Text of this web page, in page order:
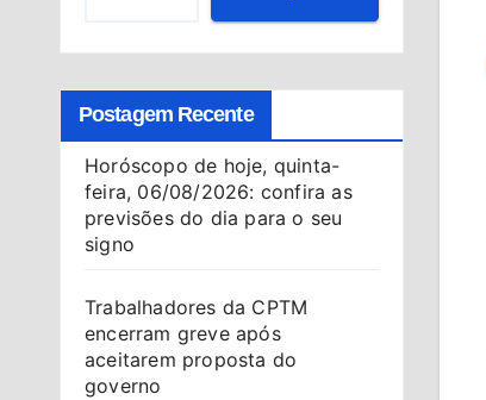
Postagem Recente
Horóscopo de hoje, quinta-
feira, 06/08/2026: confira as
previsões do dia para o seu
signo
Trabalhadores da CPTM
encerram greve após
aceitarem proposta do
governo